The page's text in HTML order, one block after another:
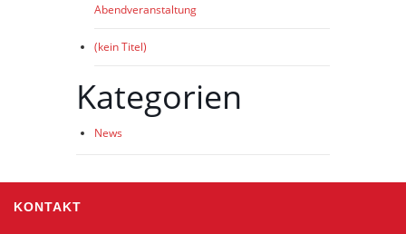
Abendveranstaltung
(kein Titel)
Kategorien
News
KONTAKT